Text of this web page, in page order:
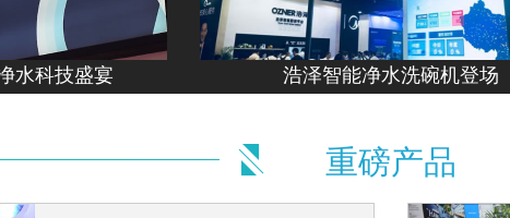
在本次水展上亮相的不仅有新锐产品，而且还有创新的饮水解决方
渗透水处理技术，能使普通自来水变成可以直接饮用的健康水，而
水科技盛宴 浩泽智能净水洗碗机登场
重磅产品